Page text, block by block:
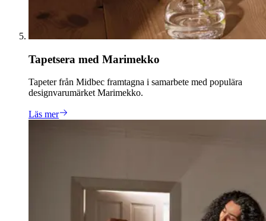
Tapetsera med Marimekko
Tapeter från Midbec framtagna i samarbete med populära
designvarumärket Marimekko.
Läs mer